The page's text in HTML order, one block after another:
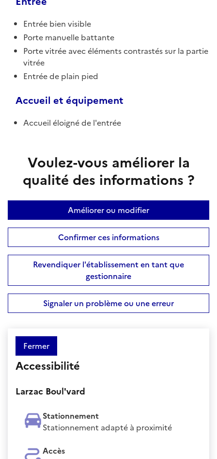
Entrée bien visible
Porte manuelle battante
Porte vitrée avec éléments contrastés sur la partie
vitrée
Entrée de plain pied
Accueil et équipement
Accueil éloigné de l'entrée
Voulez-vous améliorer la
qualité des informations ?
Améliorer ou modifier
Confirmer ces informations
Revendiquer l'établissement en tant que
gestionnaire
Signaler un problème ou une erreur
Fermer
Accessibilité
Larzac Boul'vard
Stationnement
Stationnement adapté à proximité
Accès